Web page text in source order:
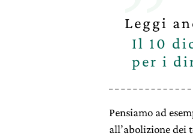
Leggi
Il 10
per i
Pensiamo ad
all’abolizione dei